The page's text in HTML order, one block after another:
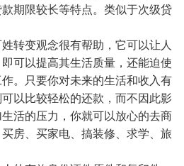
期限较长等特点。类似于次级贷
转变观念很有帮助，它可以让人
可以提高其生活质量，还能迫使
。只要你对未来的生活和收入有
以比较轻松的还款，而不因此影
活的压力，你就可以放心的去商
房、买家电、搞装修、求学、旅